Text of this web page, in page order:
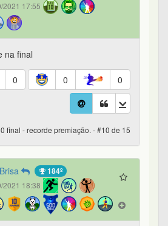
2021 17:55
na final
0 0 0
final - recorde premiação. - #10 de 15
184º
2021 18:38